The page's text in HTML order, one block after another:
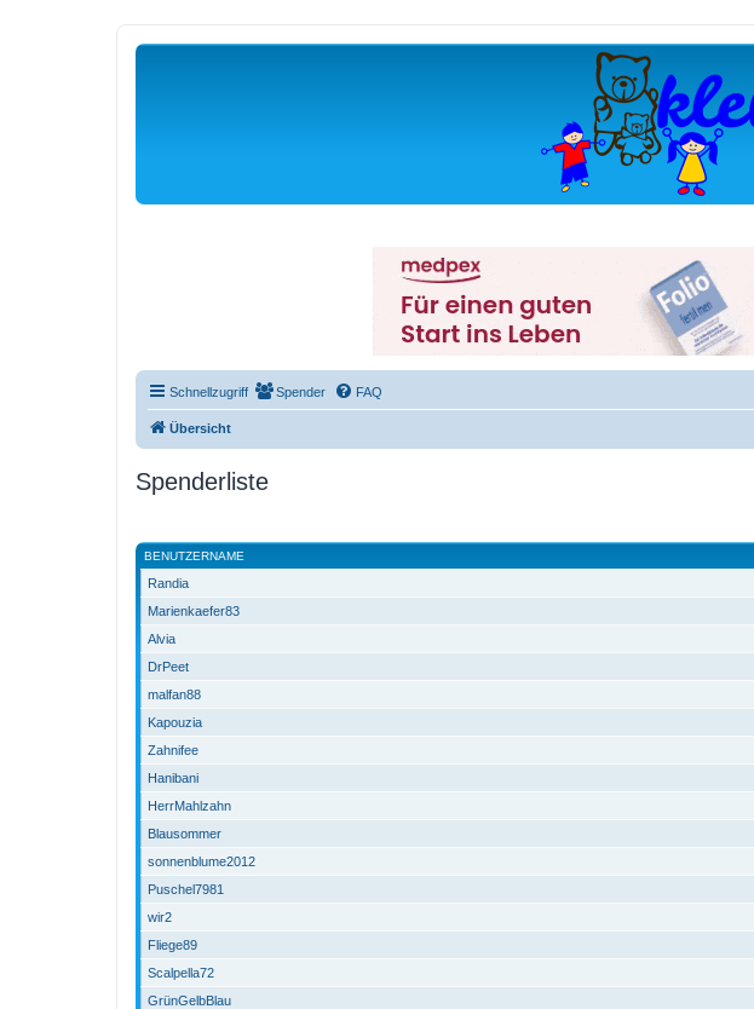
Schnellzugriff Spender FAQ
Übersicht
Spenderliste
BENUTZERNAME
Randia
Marienkaefer83
Alvia
DrPeet
malfan88
Kapouzia
Zahnifee
Hanibani
HerrMahlzahn
Blausommer
sonnenblume2012
Puschel7981
wir2
Fliege89
Scalpella72
GrünGelbBlau